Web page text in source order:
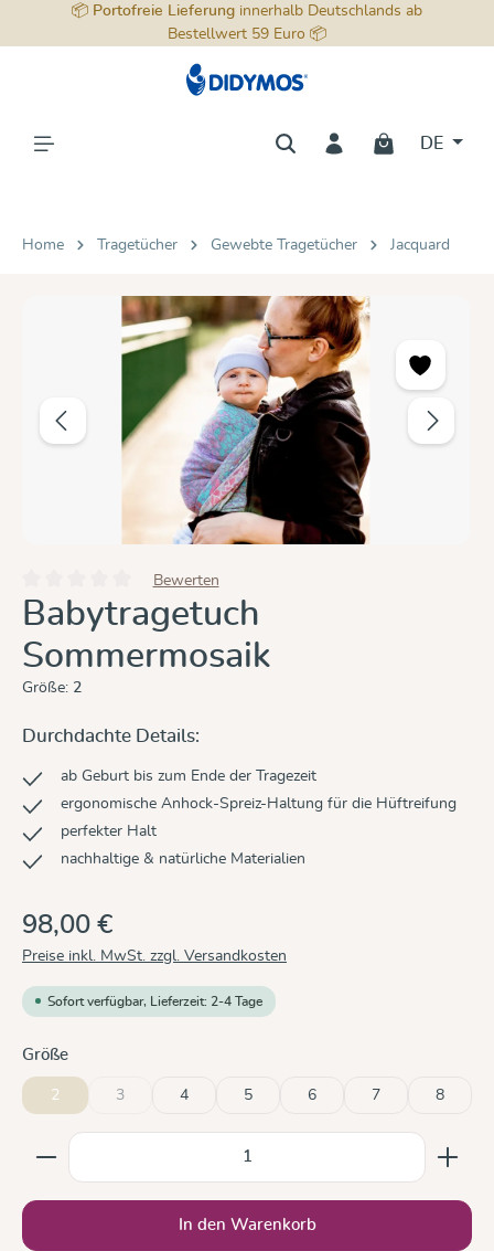
springen
📦 Portofreie Lieferung innerhalb Deutschlands ab
Bestellwert 59 Euro 📦
DE
Home Tragetücher Gewebte Tragetücher Jacquard
Bildergalerie überspringen
Durchschnittliche Bewertung von 0 von 5 Sternen
Bewerten
Babytragetuch
Sommermosaik
Größe: 2
Durchdachte Details:
ab Geburt bis zum Ende der Tragezeit
ergonomische Anhock-Spreiz-Haltung für die Hüftreifung
perfekter Halt
nachhaltige & natürliche Materialien
98,00 €
Preise inkl. MwSt. zzgl. Versandkosten
Sofort verfügbar, Lieferzeit: 2-4 Tage
Größeauswählen
2 3 4 5 6 7 8
Produkt Anzahl: Gib den gewünschten Wert ein
In den Warenkorb